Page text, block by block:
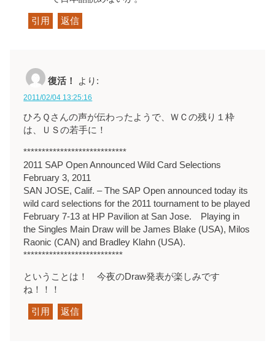
引用 返信
復活！ より:
2011/02/04 13:25:16
ひろＱさんの声が伝わったようで、ＷＣの残り１枠
は、ＵＳの若手に！
****************************
2011 SAP Open Announced Wild Card Selections
February 3, 2011
SAN JOSE, Calif. – The SAP Open announced today its
wild card selections for the 2011 tournament to be played
February 7-13 at HP Pavilion at San Jose. Playing in
the Singles Main Draw will be James Blake (USA), Milos
Raonic (CAN) and Bradley Klahn (USA).
***************************
ということは！ 今夜のDraw発表が楽しみです
ね！！！
引用 返信